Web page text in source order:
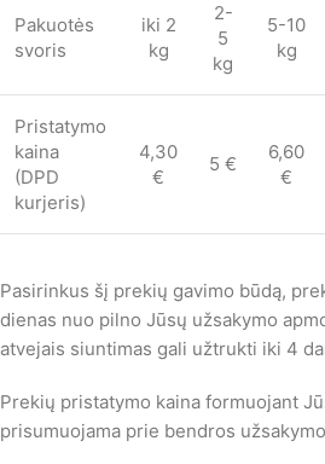
Pakuotės
svoris
iki 2
kg
2-
5
kg
5-10
kg
Pristatymo
kaina
(DPD
kurjeris)
4,30
€
5 €
6,60
€
Pasirinkus šį prekių gavimo būdą,
dienas nuo pilno Jūsų užsakymo
atvejais siuntimas gali užtrukti iki 4
Prekių pristatymo kaina formuojant
prisumuojama prie bendros